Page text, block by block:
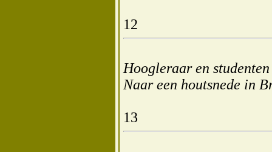
12
Hoogleraar en
Naar een houtsnede in
13